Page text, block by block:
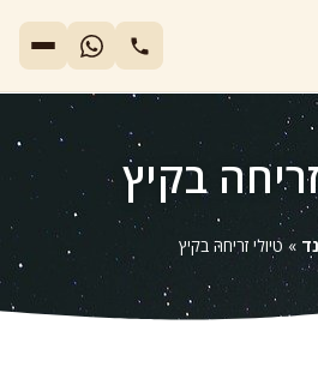
בקיץ
» טיולי זריחה בקיץ